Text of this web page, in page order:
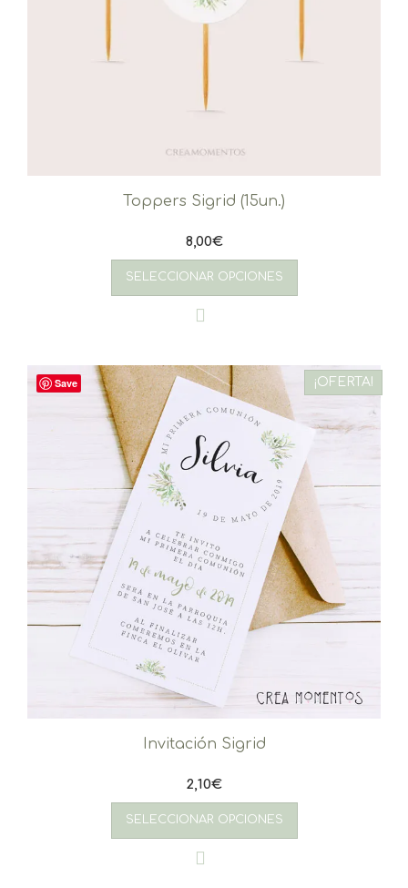
Toppers Sigrid (15un.)
8,00€
SELECCIONAR OPCIONES
Save ¡OFERTA!
Invitación Sigrid
2,10€
SELECCIONAR OPCIONES